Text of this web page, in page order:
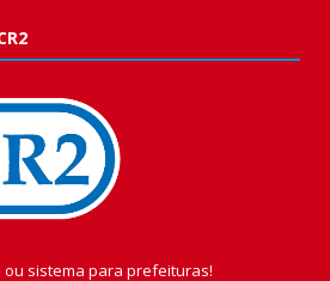
ou sistema para prefeituras!